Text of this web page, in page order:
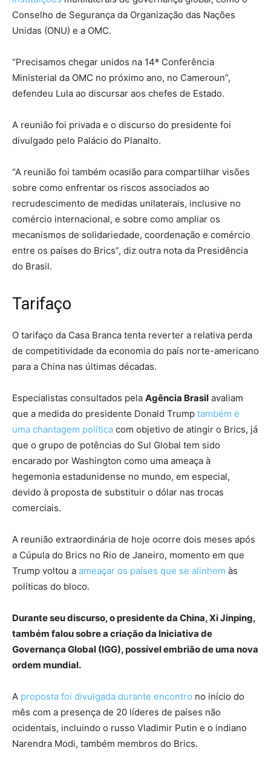
Conselho de Segurança da Organização das Nações
Unidas (ONU) e a OMC.
“Precisamos chegar unidos na 14ª Conferência
Ministerial da OMC no próximo ano, no Cameroun”,
defendeu Lula ao discursar aos chefes de Estado.
A reunião foi privada e o discurso do presidente foi
divulgado pelo Palácio do Planalto.
“A reunião foi também ocasião para compartilhar visões
sobre como enfrentar os riscos associados ao
recrudescimento de medidas unilaterais, inclusive no
comércio internacional, e sobre como ampliar os
mecanismos de solidariedade, coordenação e comércio
entre os países do Brics”, diz outra nota da Presidência
do Brasil.
Tarifaço
O tarifaço da Casa Branca tenta reverter a relativa perda
de competitividade da economia do país norte-americano
para a China nas últimas décadas.
Especialistas consultados pela Agência Brasil avaliam
que a medida do presidente Donald Trump também é
uma chantagem política com objetivo de atingir o Brics, já
que o grupo de potências do Sul Global tem sido
encarado por Washington como uma ameaça à
hegemonia estadunidense no mundo, em especial,
devido à proposta de substituir o dólar nas trocas
comerciais.
A reunião extraordinária de hoje ocorre dois meses após
a Cúpula do Brics no Rio de Janeiro, momento em que
Trump voltou a ameaçar os países que se alinhem às
políticas do bloco.
Durante seu discurso, o presidente da China, Xi Jinping,
também falou sobre a criação da Iniciativa de
Governança Global (IGG), possível embrião de uma nova
ordem mundial.
A proposta foi divulgada durante encontro no início do
mês com a presença de 20 líderes de países não
ocidentais, incluindo o russo Vladimir Putin e o indiano
Narendra Modi, também membros do Brics.